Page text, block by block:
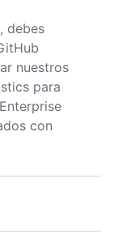
debes
nuestros
para
con